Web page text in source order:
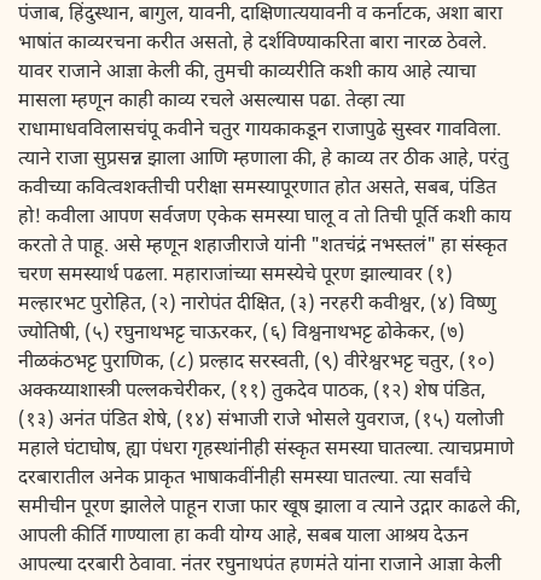
पंजाब, हिंदुस्थान, बागुल, यावनी, दाक्षिणात्ययावनी व कर्नाटक, अशा बारा
भाषांत काव्यरचना करीत असतो, हे दर्शविण्याकरिता बारा नारळ ठेवले.
यावर राजाने आज्ञा केली की, तुमची काव्यरीति कशी काय आहे त्याचा
मासला म्हणून काही काव्य रचले असल्यास पढा. तेव्हा त्या
राधामाधवविलासचंपू कवीने चतुर गायकाकडून राजापुढे सुस्वर गावविला.
त्याने राजा सुप्रसन्न झाला आणि म्हणाला की, हे काव्य तर ठीक आहे, परंतु
कवीच्या कवित्वशक्तीची परीक्षा समस्यापूरणात होत असते, सबब, पंडित
हो! कवीला आपण सर्वजण एकेक समस्या घालू व तो तिची पूर्ति कशी काय
करतो ते पाहू. असे म्हणून शहाजीराजे यांनी "शतचंद्रं नभस्तलं" हा संस्कृत
चरण समस्यार्थ पढला. महाराजांच्या समस्येचे पूरण झाल्यावर (१)
मल्हारभट पुरोहित, (२) नारोपंत दीक्षित, (३) नरहरी कवीश्वर, (४) विष्णु
ज्योतिषी, (५) रघुनाथभट्ट चाऊरकर, (६) विश्वनाथभट्ट ढोकेकर, (७)
नीळकंठभट्ट पुराणिक, (८) प्रल्हाद सरस्वती, (९) वीरेश्वरभट्ट चतुर, (१०)
अक्कय्याशास्त्री पल्लकचेरीकर, (११) तुकदेव पाठक, (१२) शेष पंडित,
(१३) अनंत पंडित शेषे, (१४) संभाजी राजे भोसले युवराज, (१५) यलोजी
महाले घंटाघोष, ह्या पंधरा गृहस्थांनीही संस्कृत समस्या घातल्या. त्याचप्रमाणे
दरबारातील अनेक प्राकृत भाषाकवींनीही समस्या घातल्या. त्या सर्वांचे
समीचीन पूरण झालेले पाहून राजा फार खूष झाला व त्याने उद्गार काढले की,
आपली कीर्ति गाण्याला हा कवी योग्य आहे, सबब याला आश्रय देऊन
आपल्या दरबारी ठेवावा. नंतर रघुनाथपंत हणमंते यांना राजाने आज्ञा केली